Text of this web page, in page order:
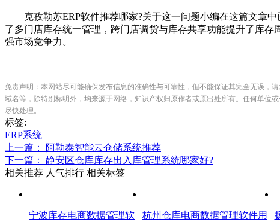
克孜勒苏ERP软件推荐哪家?关于这一问题小编在这篇文章中
了多门店库存统一管理，跨门店调货与库存共享功能提升了库
强市场竞争力。
免责声明：本网站尽可能确保发布信息的准确性与可靠性，但不能保证其完全无误，
域名等，除特别标明外，均来源于网络，知识产权归原作者或原出处所有。任何单位
尽快处理。
标签:
ERP系统
上一篇： 阿勒泰智能云仓储系统推荐
下一篇： 静安区仓库库存出入库管理系统哪家好?
相关推荐 人气排行 相关标签
宁波库存电商数据管理软
杭州仓库电商数据管理软件用